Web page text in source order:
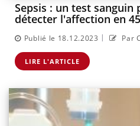
Sepsis : un test
détecter l'affection en
Publié le 18.12.2023 | Par
LIRE L'ARTICLE